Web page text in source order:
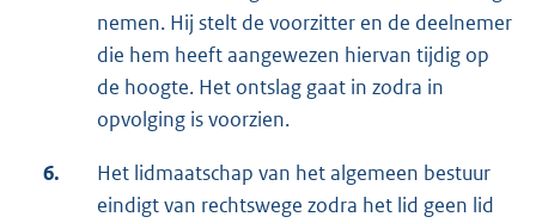
nemen. Hij stelt de voorzitter en de deelnemer
die hem heeft aangewezen hiervan tijdig op
de hoogte. Het ontslag gaat in zodra in
opvolging is voorzien.
6.
Het lidmaatschap van het algemeen bestuur
eindigt van rechtswege zodra het lid geen lid